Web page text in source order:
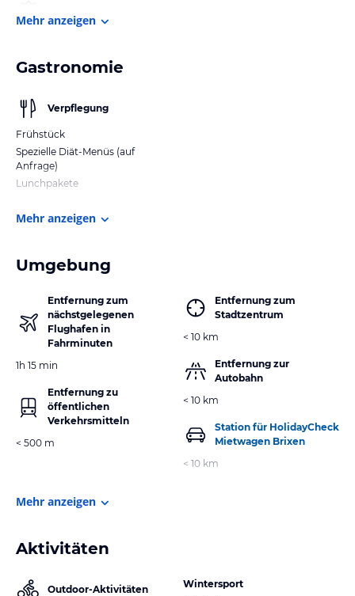
Mehr anzeigen
Gastronomie
Verpflegung
Frühstück
Spezielle Diät-Menüs (auf
Anfrage)
Lunchpakete
Mehr anzeigen
Umgebung
Entfernung zum
nächstgelegenen
Flughafen in
Fahrminuten
1h 15 min
Entfernung zu
öffentlichen
Verkehrsmitteln
< 500 m
Entfernung zum
Stadtzentrum
< 10 km
Entfernung zur
Autobahn
< 10 km
Station für HolidayCheck
Mietwagen Brixen
< 10 km
Mehr anzeigen
Aktivitäten
Outdoor-Aktivitäten
Wintersport